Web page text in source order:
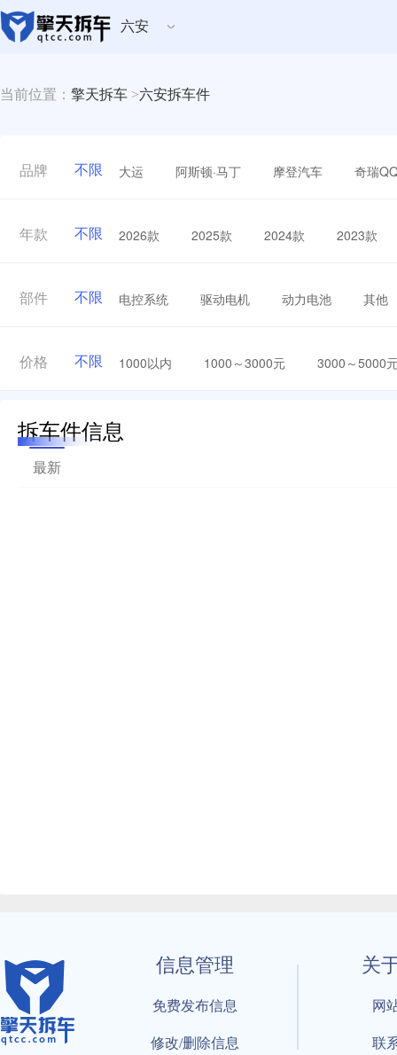
六安
当前位置： 擎天拆车 >六安拆车件
品牌 不限 大运 阿斯顿·马丁 摩登汽车 奇瑞
年款 不限 2026款 2025款 2024款 2023款
部件 不限 电控系统 驱动电机 动力电池 其他
价格 不限 1000以内 1000～3000元 3000～5000
拆车件信息
最新
信息管理
免费发布信息
修改/删除信息
关
网
联